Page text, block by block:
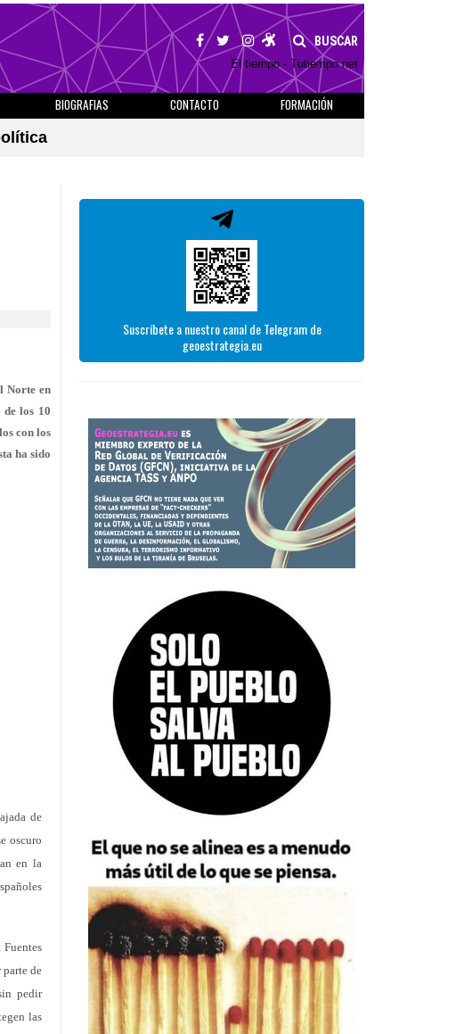
BUSCAR
El tiempo - Tutiempo.net
BIOGRAFIAS CONTACTO
FORMACIÓN
Norte en
los 10
con los
ha sido
de
oscuro
en la
de
pedir
las
Suscríbete a nuestro canal de Telegram de
geoestrategia.eu